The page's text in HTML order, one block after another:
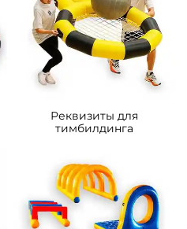
Реквизиты для
тимбилдинга